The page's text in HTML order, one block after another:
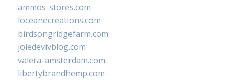
ammos-stores.com
loceanecreations.com
birdsongridgefarm.com
joiedevivblog.com
valera-amsterdam.com
libertybrandhemp.com